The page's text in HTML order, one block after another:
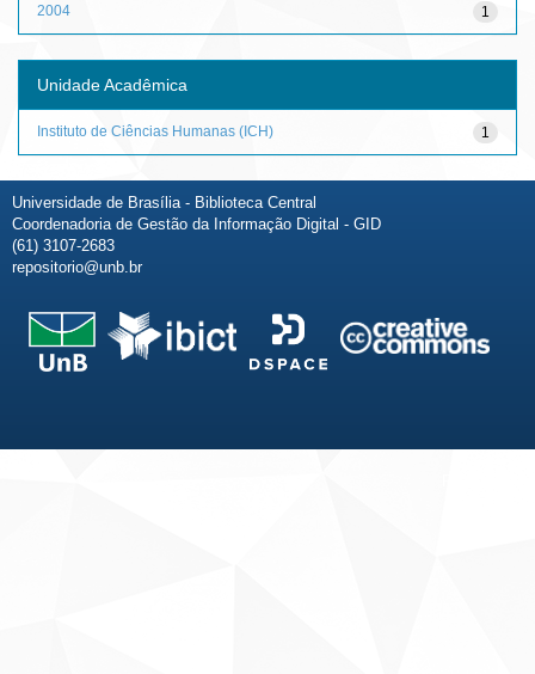
1
2004
Unidade Acadêmica
1
Instituto de Ciências Humanas (ICH)
Universidade de Brasília - Biblioteca Central
Coordenadoria de Gestão da Informação Digital - GID
(61) 3107-2683
repositorio@unb.br